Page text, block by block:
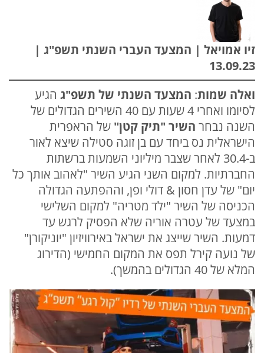
זיו אמויאל | המצעד העברי השנתי תשפ"ג |
13.09.23
ואלה שמות: המצעד השנתי של תשפ"ג הגיע
לסיומו ואחרי 4 שעות עם 40 השירים הגדולים של
השנה נבחר השיר "תיק קטן" של הראפרית
הישראלית נס ביחד עם בן זוגה סטילה שיצא לאור
ב-30.4 לאחר שצבר מיליוני השמעות ברשתות
החברתיות. למקום השני הגיע השיר "לאהוב אותך כל
יום" של עדן חסון & דולי ופן, וההפתעה הגדולה
הכניסה של השיר "ילד מטריה" למקום השלישי
במצעד של עטרה אוריה שלא הפסיק לרגש עד
דמעות. השיר שייצג את ישראל באירוויזיון "יוניקורן"
של נועה קירל תפס את המקום החמישי (הדירוג
המלא של 40 הגדולים בהמשך).